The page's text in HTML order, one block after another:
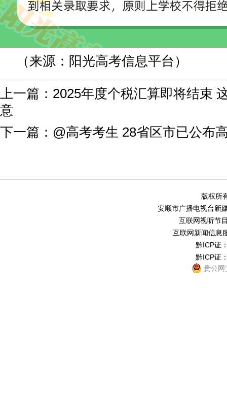
（来源：阳光高考信息平台）
上一篇： 2025年度个税汇算即将结束
意
下一篇： @高考考生 28省区市已公布
版权所
安顺市广播电视台新
互联网视听节
互联网新闻信息
黔ICP证
黔ICP证
贵公